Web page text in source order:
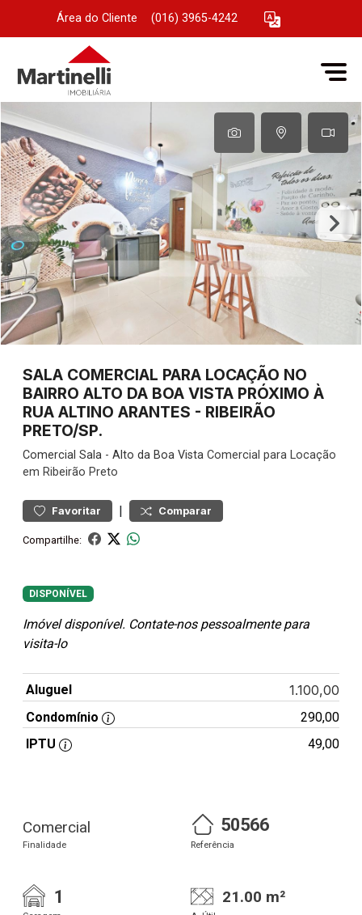
Área do Cliente (016) 3965-4242
SALA COMERCIAL PARA LOCAÇÃO NO
BAIRRO ALTO DA BOA VISTA PRÓXIMO À
RUA ALTINO ARANTES - RIBEIRÃO
PRETO/SP.
Comercial Sala - Alto da Boa Vista Comercial para Locação
em Ribeirão Preto
Favoritar | Comparar
Compartilhe:
DISPONÍVEL
Imóvel disponível. Contate-nos pessoalmente para
visita-lo
Aluguel 1.100,00
Condomínio
290,00
IPTU
49,00
Comercial
Finalidade
50566
Referência
1 21.00 m²